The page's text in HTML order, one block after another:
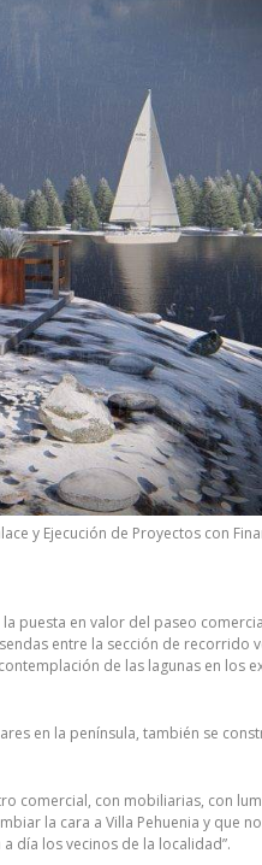
y Ejecución de Proyectos con
puesta en valor del paseo
entre la sección de recorrido
de las lagunas en los
en la península, también se
comercial, con mobiliarias, con
la cara a Villa Pehuenia y que
día los vecinos de la localidad”.